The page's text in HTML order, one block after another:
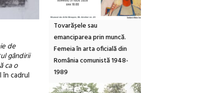
de
gândirii
ca o
în cadrul
Tovarășele sau
emanciparea prin muncă.
Femeia în arta oficială din
România comunistă 1948-
1989